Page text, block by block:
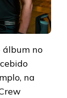
álbum no
na